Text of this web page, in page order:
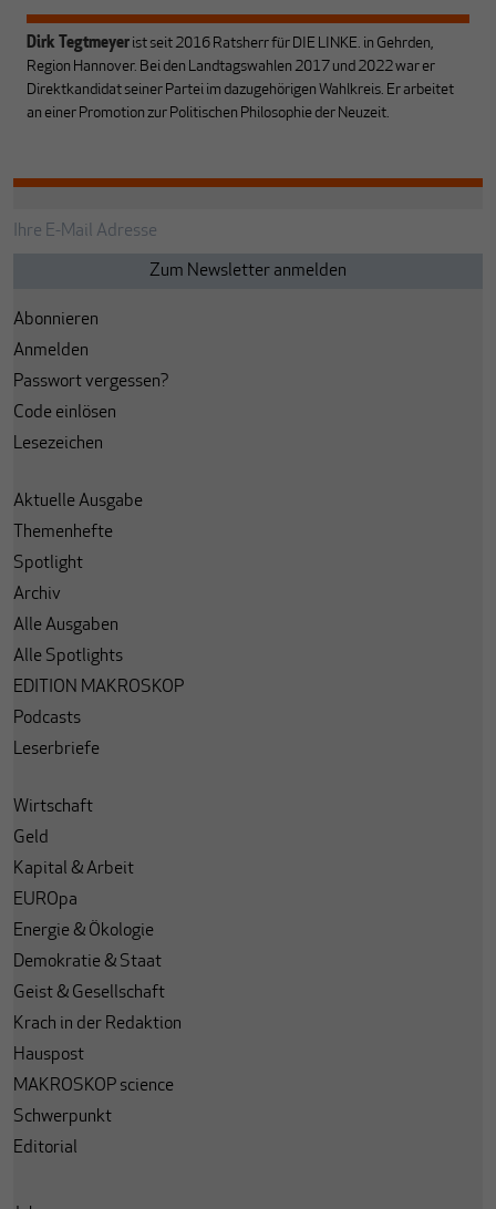
Dirk Tegtmeyer ist seit 2016 Ratsherr für DIE LINKE. in Gehrden,
Region Hannover. Bei den Landtagswahlen 2017 und 2022 war er
Direktkandidat seiner Partei im dazugehörigen Wahlkreis. Er arbeitet
an einer Promotion zur Politischen Philosophie der Neuzeit.
Abonnieren
Anmelden
Passwort vergessen?
Code einlösen
Lesezeichen
Aktuelle Ausgabe
Themenhefte
Spotlight
Archiv
Alle Ausgaben
Alle Spotlights
EDITION MAKROSKOP
Podcasts
Leserbriefe
Wirtschaft
Geld
Kapital & Arbeit
EUROpa
Energie & Ökologie
Demokratie & Staat
Geist & Gesellschaft
Krach in der Redaktion
Hauspost
MAKROSKOP science
Schwerpunkt
Editorial